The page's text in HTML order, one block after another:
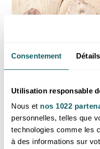
Consentement Détails
Utilisation responsable
Nous et nos 1022
personnelles, telles que
technologies comme les
à des informations sur
Tranche polie bois fossile A
200 à 300g (1 pièce)
Prix reservé aux professionnels,
merci devous inscrire ou de
connecter
Madagascar